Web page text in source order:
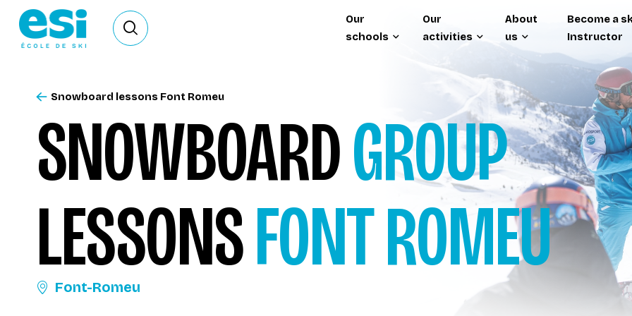
Ouvrir le formulaire de recherche
Our
schools
Our
activities
About
us
Become a
Instructor
SNOWBOARDGROUP
LESSONSFONT ROMEU
Font-Romeu
Snowboard lessons Font Romeu